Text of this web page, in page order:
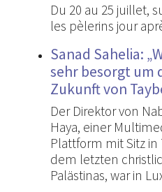
Du 20 au 25 juillet,
les pèlerins jour
Sanad Sahelia:
sehr besorgt um
Zukunft von
Der Direktor von
Haya, einer
Plattform mit Sitz in
dem letzten
Palästinas, war in